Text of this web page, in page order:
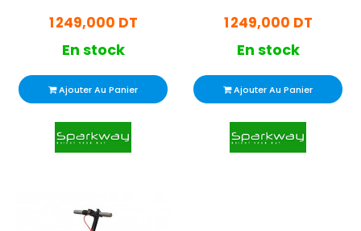
1 249,000 DT
En stock
Ajouter Au Panier
1 249,000 DT
En stock
Ajouter Au Panier